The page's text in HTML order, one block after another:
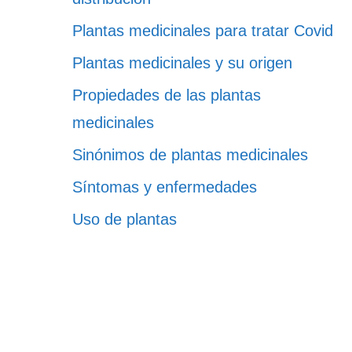
Plantas medicinales para tratar Covid
Plantas medicinales y su origen
Propiedades de las plantas
medicinales
Sinónimos de plantas medicinales
Síntomas y enfermedades
Uso de plantas